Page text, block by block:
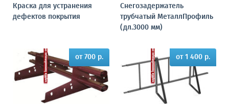
Краска для устранения
дефектов покрытия
Снегозадержатель
трубчатый МеталлПрофиль
(дл.3000 мм)
от 700 р. от 1 400 р.